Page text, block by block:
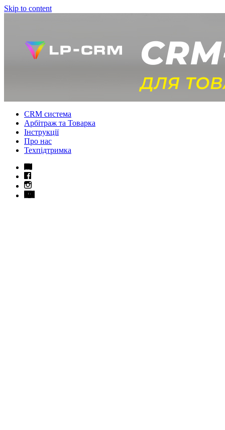
Skip to content
CRM система
Арбітраж та Товарка
Інструкції
Про нас
Техпідтримка